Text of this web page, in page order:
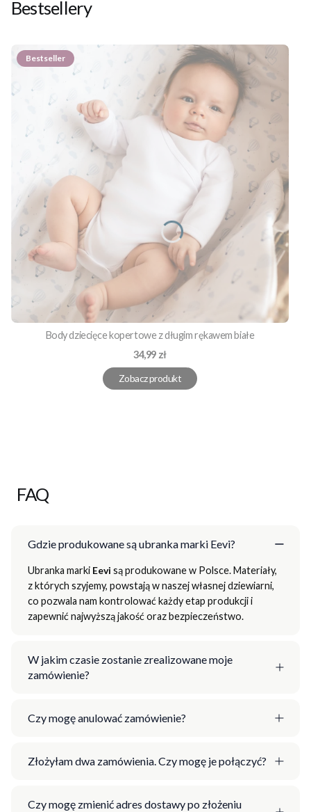
Bestsellery
Bestseller
Body dziecięce kopertowe z długim rękawem białe
Cena
34,99 zł
Zobacz produkt
FAQ
Gdzie produkowane są ubranka marki Eevi?
Ubranka marki Eevi są produkowane w Polsce. Materiały,
z których szyjemy, powstają w naszej własnej dziewiarni,
co pozwala nam kontrolować każdy etap produkcji i
zapewnić najwyższą jakość oraz bezpieczeństwo.
W jakim czasie zostanie zrealizowane moje
zamówienie?
Czy mogę anulować zamówienie?
Złożyłam dwa zamówienia. Czy mogę je połączyć?
Czy mogę zmienić adres dostawy po złożeniu